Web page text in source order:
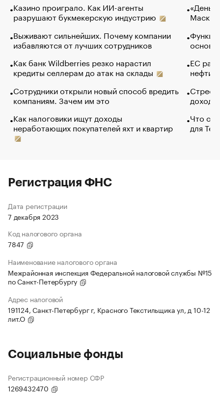
Казино проиграло. Как ИИ-агенты
разрушают букмекерскую индустрию
Выживают сильнейших. Почему компании
избавляются от лучших сотрудников
Как банк Wildberries резко нарастил
кредиты селлерам до атак на склады
Сотрудники открыли новый способ вредить
компаниям. Зачем им это
Как налоговики ищут доходы
неработающих покупателей яхт и квартир
Маск в
основ
ЕС
нефти
Что
для
Регистрация ФНС
Дата регистрации
7 декабря 2023
Код налогового органа
7847
Наименование налогового органа
Межрайонная инспекция Федеральной налоговой службы №15
по Санкт-Петербургу
Адрес налоговой
191124, Санкт-Петербург г, Красного Текстильщика ул, д 10-12
лит.О
Социальные фонды
Регистрационный номер СФР
1269432470